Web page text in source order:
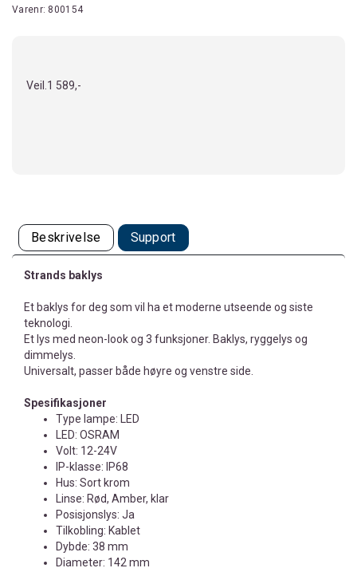
Varenr: 800154
Veil. 1 589,-
Beskrivelse Support
Strands baklys
Et baklys for deg som vil ha et moderne utseende og siste
teknologi.
Et lys med neon-look og 3 funksjoner. Baklys, ryggelys og
dimmelys.
Universalt, passer både høyre og venstre side.
Spesifikasjoner
Type lampe: LED
LED: OSRAM
Volt: 12-24V
IP-klasse: IP68
Hus: Sort krom
Linse: Rød, Amber, klar
Posisjonslys: Ja
Tilkobling: Kablet
Dybde: 38 mm
Diameter: 142 mm